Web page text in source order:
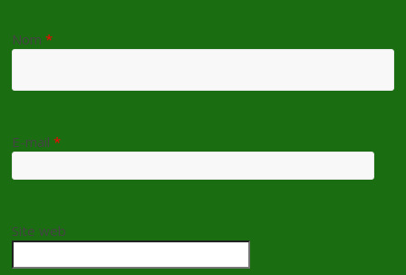
Nom*
E-mail*
Site web